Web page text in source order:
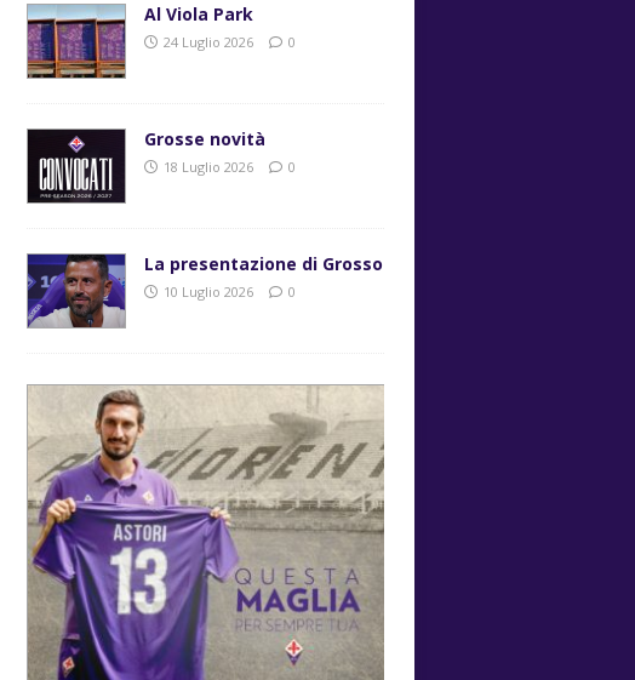
Al Viola Park
24 Luglio 2026 0
Grosse novità
18 Luglio 2026 0
La presentazione di Grosso
10 Luglio 2026 0